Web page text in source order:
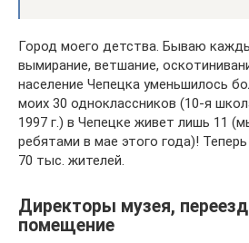
Город моего детства. Бываю
вымирание, ветшание,
население Чепецка уменьшилось
моих 30 одноклассников (10-я
1997 г.) в Чепецке живет лишь 11
ребятами в мае этого года)!
70 тыс. жителей.
Директоры музея,
помещение